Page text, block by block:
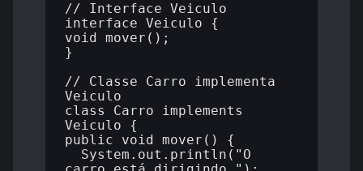
// Interface Veiculo
interface Veiculo {
void mover();
}
// Classe Carro implementa
Veiculo
class Carro implements
Veiculo {
public void mover() {
System.out.println("O